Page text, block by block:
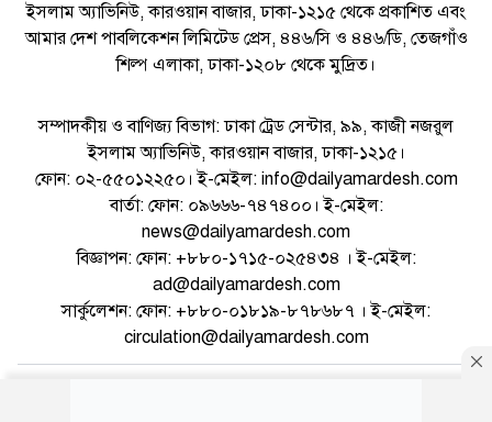
ইসলাম অ্যাভিনিউ, কারওয়ান বাজার, ঢাকা-১২১৫ থেকে প্রকাশিত এবং
আমার দেশ পাবলিকেশন লিমিটেড প্রেস, ৪৪৬/সি ও ৪৪৬/ডি, তেজগাঁও
শিল্প এলাকা, ঢাকা-১২০৮ থেকে মুদ্রিত।
সম্পাদকীয় ও বাণিজ্য বিভাগ: ঢাকা ট্রেড সেন্টার, ৯৯, কাজী নজরুল
ইসলাম অ্যাভিনিউ, কারওয়ান বাজার, ঢাকা-১২১৫।
ফোন: ০২-৫৫০১২২৫০। ই-মেইল: info@dailyamardesh.com
বার্তা: ফোন: ০৯৬৬৬-৭৪৭৪০০। ই-মেইল:
news@dailyamardesh.com
বিজ্ঞাপন: ফোন: +৮৮০-১৭১৫-০২৫৪৩৪ । ই-মেইল:
ad@dailyamardesh.com
সার্কুলেশন: ফোন: +৮৮০-০১৮১৯-৮৭৮৬৮৭ । ই-মেইল:
circulation@dailyamardesh.com